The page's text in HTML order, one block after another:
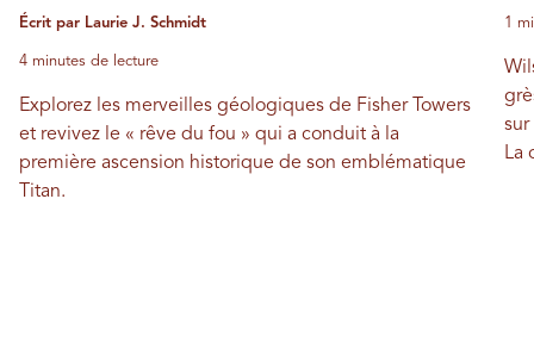
Écrit par Laurie J. Schmidt
4 minutes de lecture
Explorez les merveilles géologiques de Fisher Towers
et revivez le « rêve du fou » qui a conduit à la
première ascension historique de son emblématique
Titan.
1
sur
La